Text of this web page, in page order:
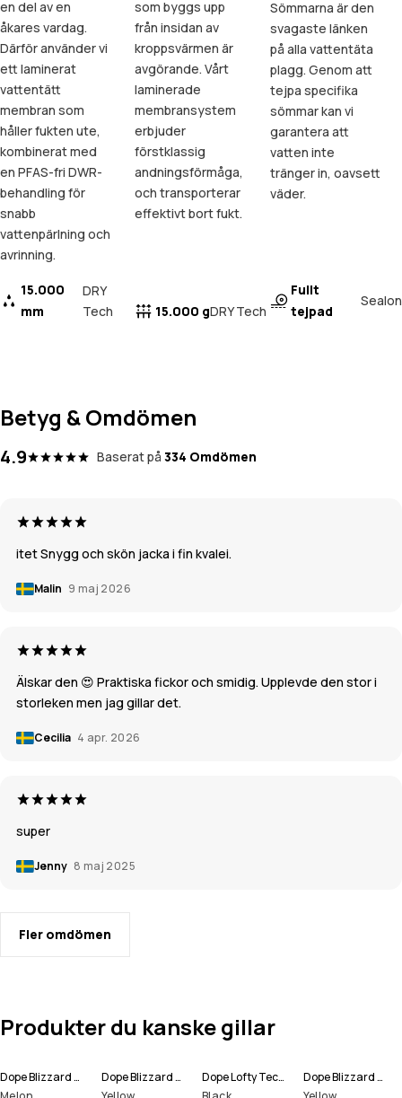
en del av en
åkares vardag.
Därför använder vi
ett laminerat
vattentätt
membran som
håller fukten ute,
kombinerat med
en PFAS-fri DWR-
behandling för
snabb
vattenpärlning och
avrinning.
15.000
mm
DRY
Tech
som byggs upp
från insidan av
kroppsvärmen är
avgörande. Vårt
laminerade
membransystem
erbjuder
förstklassig
andningsförmåga,
och transporterar
effektivt bort fukt.
15.000 gDRY Tech
Sömmarna är den
svagaste länken
på alla vattentäta
plagg. Genom att
tejpa specifika
sömmar kan vi
garantera att
vatten inte
tränger in, oavsett
väder.
Fullt
tejpad
Sealon
Betyg & Omdömen
4.9 Baserat på 334 Omdömen
itet Snygg och skön jacka i fin kvalei.
Malin 9 maj 2026
Älskar den 😍 Praktiska fickor och smidig. Upplevde den stor i
storleken men jag gillar det.
Cecilia 4 apr. 2026
super
Jenny 8 maj 2025
Fler omdömen
Produkter du kanske gillar
Dope Blizzard W Skidjacka Kvinna
Dope Blizzard W Skidjacka Kvinna
Dope Lofty Tech Leggings Kvinna
Dope Blizzard W Snowboardjacka Kvinna